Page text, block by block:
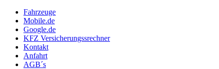
Fahrzeuge
Mobile.de
Google.de
KFZ Versicherungssrechner
Kontakt
Anfahrt
AGB´s